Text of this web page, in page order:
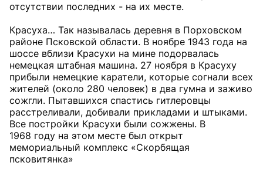
отсутствии последних - на их месте.
Красуха… Так называлась деревня в Порховском
районе Псковской области. В ноябре 1943 года на
шоссе вблизи Красухи на мине подорвалась
немецкая штабная машина. 27 ноября в Красуху
прибыли немецкие каратели, которые согнали всех
жителей (около 280 человек) в два гумна и заживо
сожгли. Пытавшихся спастись гитлеровцы
расстреливали, добивали прикладами и штыками.
Все постройки Красухи были сожжены. В
1968 году на этом месте был открыт
мемориальный комплекс «Скорбящая
псковитянка»